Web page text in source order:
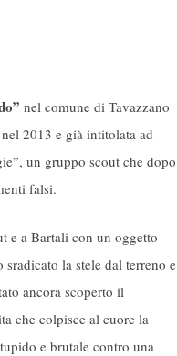
nel comune di Tavazzano
2013 e già intitolata ad
un gruppo scout che dopo
falsi.
e a Bartali con un oggetto
la stele dal terreno e
ancora scoperto il
che colpisce al cuore la
e brutale contro una